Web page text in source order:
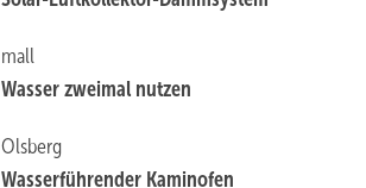
mall
Wasser zweimal nutzen
Olsberg
Wasserführender Kaminofen